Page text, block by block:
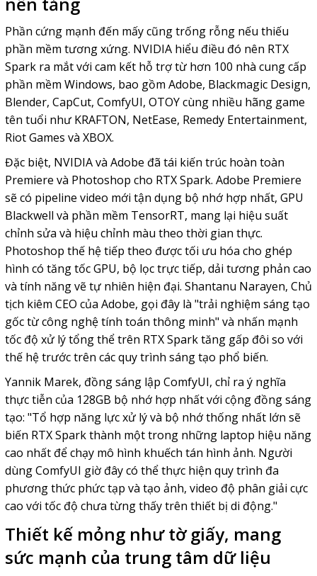
Phần cứng mạnh đến mấy cũng trống rỗng nếu thiếu
phần mềm tương xứng. NVIDIA hiểu điều đó nên RTX
Spark ra mắt với cam kết hỗ trợ từ hơn 100 nhà cung cấp
phần mềm Windows, bao gồm Adobe, Blackmagic Design,
Blender, CapCut, ComfyUI, OTOY cùng nhiều hãng game
tên tuổi như KRAFTON, NetEase, Remedy Entertainment,
Riot Games và XBOX.
Đặc biệt, NVIDIA và Adobe đã tái kiến trúc hoàn toàn
Premiere và Photoshop cho RTX Spark. Adobe Premiere
sẽ có pipeline video mới tận dụng bộ nhớ hợp nhất, GPU
Blackwell và phần mềm TensorRT, mang lại hiệu suất
chỉnh sửa và hiệu chỉnh màu theo thời gian thực.
Photoshop thế hệ tiếp theo được tối ưu hóa cho ghép
hình có tăng tốc GPU, bộ lọc trực tiếp, dải tương phản cao
và tính năng vẽ tự nhiên hiện đại. Shantanu Narayen, Chủ
tịch kiêm CEO của Adobe, gọi đây là "trải nghiệm sáng tạo
gốc từ công nghệ tính toán thông minh" và nhấn mạnh
tốc độ xử lý tổng thể trên RTX Spark tăng gấp đôi so với
thế hệ trước trên các quy trình sáng tạo phổ biến.
Yannik Marek, đồng sáng lập ComfyUI, chỉ ra ý nghĩa
thực tiễn của 128GB bộ nhớ hợp nhất với cộng đồng sáng
tạo: "Tổ hợp năng lực xử lý và bộ nhớ thống nhất lớn sẽ
biến RTX Spark thành một trong những laptop hiệu năng
cao nhất để chạy mô hình khuếch tán hình ảnh. Người
dùng ComfyUI giờ đây có thể thực hiện quy trình đa
phương thức phức tạp và tạo ảnh, video độ phân giải cực
cao với tốc độ chưa từng thấy trên thiết bị di động."
Thiết kế mỏng như tờ giấy, mang
sức mạnh của trung tâm dữ liệu